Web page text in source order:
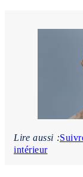
Lire aussi :
intérieur